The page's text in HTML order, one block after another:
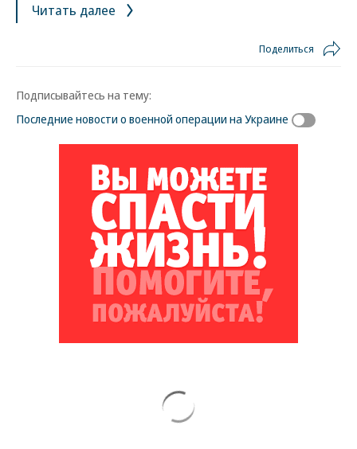
Читать далее
Поделиться
Подписывайтесь на тему:
Последние новости о военной операции на Украине